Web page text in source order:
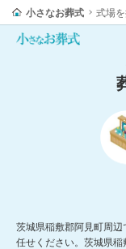
小さなお葬式 式場
茨城県稲敷郡阿見町周
任せください。茨城県